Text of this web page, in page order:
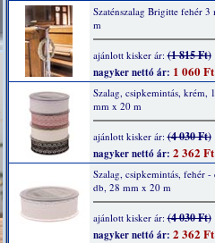
Szaténszalag Brigitte fehér 3
m
ajánlott kisker ár:(1 815 Ft)
nagyker nettó ár: 1 060 Ft
Szalag, csipkemintás, krém,
mm x 20 m
ajánlott kisker ár:(4 030 Ft)
nagyker nettó ár: 2 362 Ft
Szalag, csipkemintás, fehér -
db, 28 mm x 20 m
ajánlott kisker ár:(4 030 Ft)
nagyker nettó ár: 2 362 Ft